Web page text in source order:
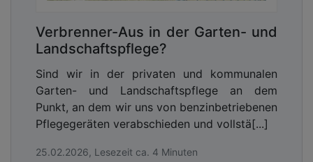
sie dabei beansprucht? Wann sind
Wartungstermine oder ein Gerätetausch fällig?
Aktuelle und detaillierte Informationen darüber
liefert das System STIHL connected. Zentrales
Element ist dabei der STIHL Smart Connector – ein
knapp fünf Zentimeter großes Bauteil, das
dauerhaft in oder auf der Maschine befestigt ist. Er
erfasst die Betriebszustände und sendet diese
Verbrenner-Aus in der Garten- und
Landschaftspflege?
Sind wir in der privaten und kommunalen
Garten- und Landschaftspflege an dem
Punkt, an dem wir uns von benzinbetriebenen
Pflegegeräten verabschieden und vollstä[...]
25.02.2026, Lesezeit ca. 4 Minuten